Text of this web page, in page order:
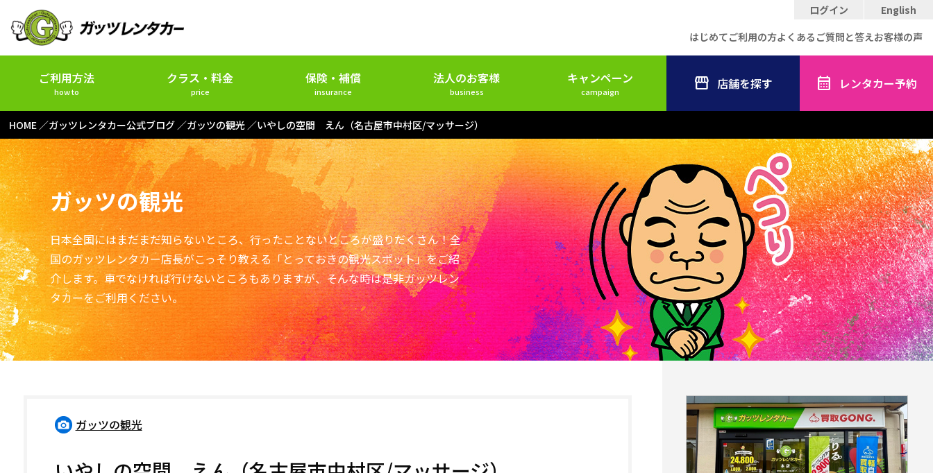
ログイン
English
はじめてご利用の方よくあるご質問と答えお客様の声
ご利用方法
how to
クラス・料金
price
保険・補償
insurance
法人のお客様
business
キャンペーン
campaign 店舗を探す レンタカー予約
HOME ガッツレンタカー公式ブログ ガッツの観光 いやしの空間 えん（名古屋市中村区/マッサージ）
ガッツの観光
日本全国にはまだまだ知らないところ、行ったことないところが盛りだくさん！全
国のガッツレンタカー店長がこっそり教える「とっておきの観光スポット」をご紹
介します。車でなければ行けないところもありますが、そんな時は是非ガッツレン
タカーをご利用ください。
ガッツの観光